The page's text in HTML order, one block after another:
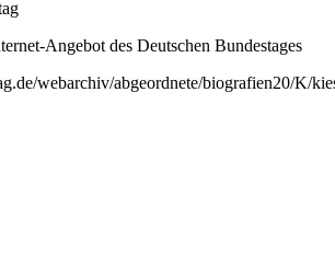
Angebot des Deutschen Bundestages
webarchiv/abgeordnete/biografien20/K/